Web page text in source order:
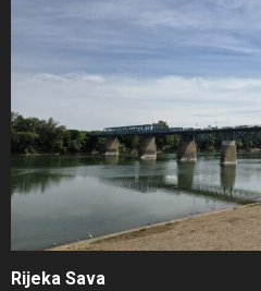
Rijeka Sava